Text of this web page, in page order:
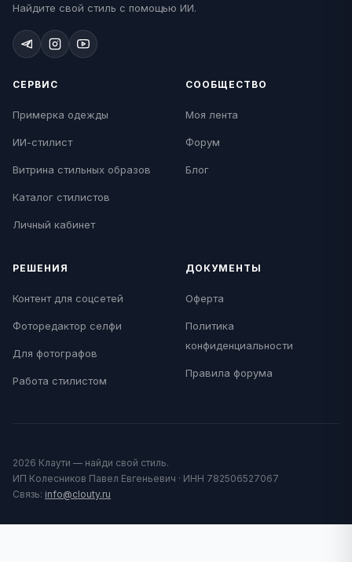
Найдите свой стиль с помощью ИИ.
СЕРВИС
Примерка одежды
ИИ-стилист
Витрина стильных образов
Каталог стилистов
Личный кабинет
СООБЩЕСТВО
Моя лента
Форум
Блог
РЕШЕНИЯ
Контент для соцсетей
Фоторедактор селфи
Для фотографов
Работа стилистом
ДОКУМЕНТЫ
Оферта
Политика
конфиденциальности
Правила форума
2026 Клаути — найди свой стиль.
ИП Колесников Павел Евгеньевич · ИНН 782506527067
Связь: info@clouty.ru